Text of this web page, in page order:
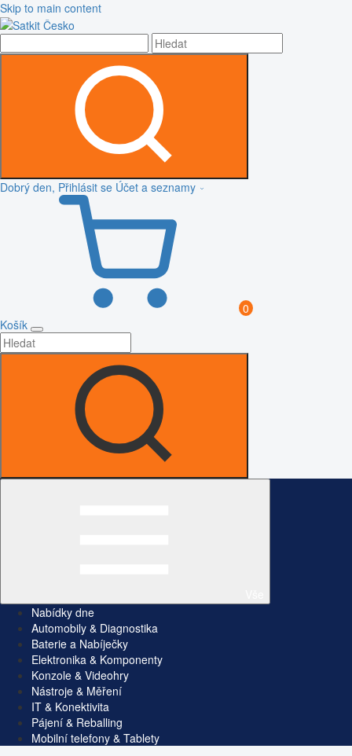
Skip to main content
Dobrý den, Přihlásit se Účet a seznamy
0
Košík
Nabídky dne
Automobily & Diagnostika
Baterie a Nabíječky
Elektronika & Komponenty
Konzole & Videohry
Nástroje & Měření
IT & Konektivita
Pájení & Reballing
Mobilní telefony & Tablety